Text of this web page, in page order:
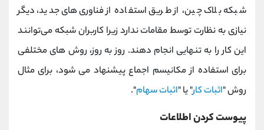
شبکه بلاک چین، از طریق استفاده از فناوری‌های جدید، دیگر
نیازی به نظارت توسط مقامات ندارد زیرا کاربران شبکه می‌توانند
این کار را به تنهایی انجام دهند. روز به روز، روش های مختلفی
برای استفاده از مکانیسم اجماع پیشنهاد می شود، برای مثال
روش "اثبات کار" یا "اثبات سهام".
پیوست کردن اطلاعات